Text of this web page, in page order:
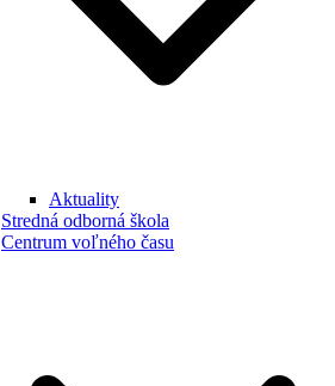
Aktuality
Stredná odborná škola
Centrum voľného času